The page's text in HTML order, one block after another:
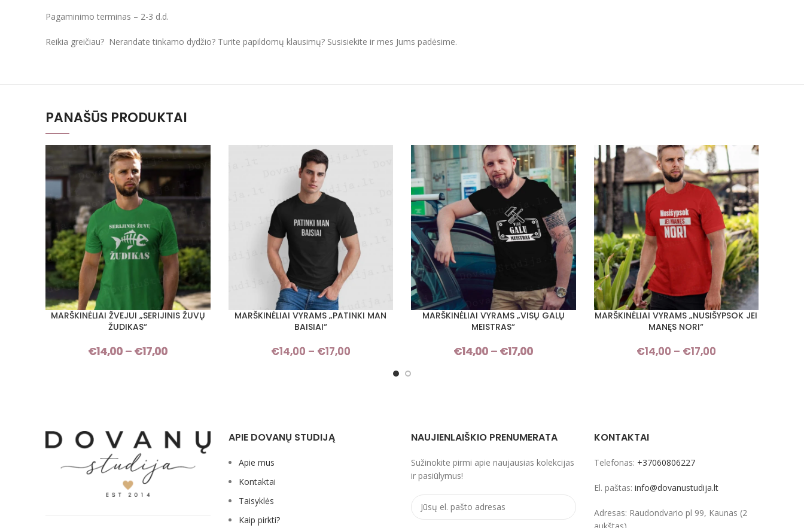
Pagaminimo terminas – 2-3 d.d.
Reikia greičiau? Nerandate tinkamo dydžio? Turite papildomų klausimų? Susisiekite ir mes Jums padėsime.
PANAŠŪS PRODUKTAI
PASIRINKTI SAVYBES
MARŠKINĖLIAI ŽVEJUI „SERIJINIS ŽUVŲ
ŽUDIKAS“
€14,00 – €17,00
PASIRINKTI SAVYBES
MARŠKINĖLIAI VYRAMS „PATINKI MAN
BAISIAI“
€14,00 – €17,00
€14,00
PASIRINKTI SAVYBES
MARŠKINĖLIAI VYRAMS „VISŲ GALŲ
MEISTRAS“
€14,00 – €17,00
PASIRINKTI SAVYBES
MARŠKINĖLIAI VYRAMS „NUSIŠYPSOK JEI
MANĘS NORI“
€14,00 – €17,00
APIE DOVANŲ STUDIJĄ
Apie mus
Kontaktai
Taisyklės
Kaip pirkti?
NAUJIENLAIŠKIO PRENUMERATA
Sužinokite pirmi apie naujausias kolekcijas
ir pasiūlymus!
KONTAKTAI
Telefonas: +37060806227
El. paštas: info@dovanustudija.lt
Adresas: Raudondvario pl 99, Kaunas (2
aukštas)